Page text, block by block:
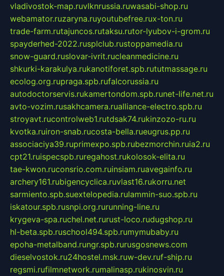
vladivostok-map.ruvlknrussia.ruwasabi-shop.ru
webamator.ruzaryna.ruyoutubefree.rux-ton.ru
trade-farm.rutajuncos.rutaksu.rutor-lyubov-i-grom.ru
spayderhed-2022.rusplclub.rustoppamedia.ru
snow-guard.ruslovar-ivrit.rucleanmedicine.ru
shkurki-karakulya.rukanotiforet.spb.rututmassage.ru
ecolog.org.rupraga.spb.rufalcorussia.ru
autodoctorservis.rukamertondom.spb.runet-life.net.ru
avto-vozim.rusakhcamera.rualliance-electro.spb.ru
stroyavt.rucontrolweb1.rutdsak74.rukinzozo-ru.ru
kvotka.ruiron-snab.rucosta-bella.rueugrus.pp.ru
associaciya39.ruprimexpo.spb.rubezmorchin.ruia2.ru
cpt21.ruispecspb.ruregahost.rukolosok-elita.ru
tae-kwon.ruconsrio.com.ruinsiam.ruavegainfo.ru
archery161.rubigencyclica.ruvlast16.rukorru.net
sarmiento.spb.suextelopedia.rulammin-suo.spb.ru
iskatour.spb.rusnpi.org.rurunning-line.ru
krygeva-spa.ruchel.net.rurust-loco.rudugshop.ru
hl-beta.spb.ruschool494.spb.rumymubaby.ru
epoha-metalband.rungr.spb.rurusgosnews.com
dieselvostok.ru24hostel.msk.ruw-dev.ruf-ship.ru
regsmi.rufilmnetwork.rumalinasp.rukinosvin.ru